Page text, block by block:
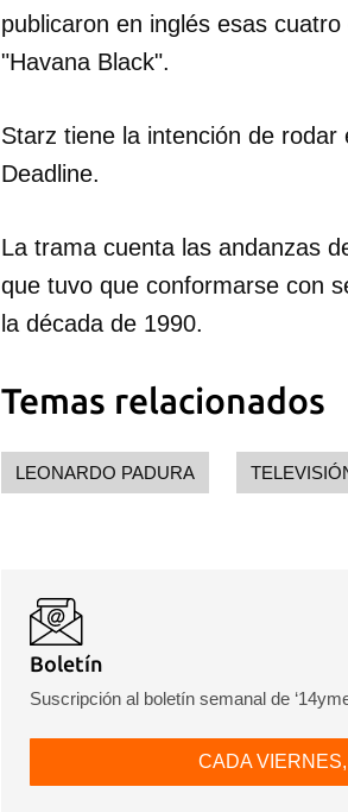
Para poder guardar
publicaron en inglés esas
"Havana Black".
Starz tiene la intención de
Deadline.
La trama cuenta las andanzas
que tuvo que conformarse con
la década de 1990.
Temas relacionados
LEONARDO PADURA
Boletín
Suscripción al boletín semanal de
CADA